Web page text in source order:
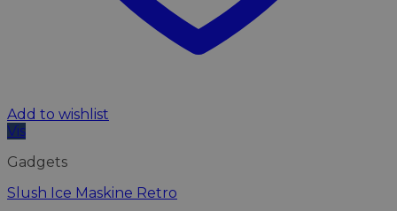
Add to wishlist
Vis
Gadgets
Slush Ice Maskine Retro